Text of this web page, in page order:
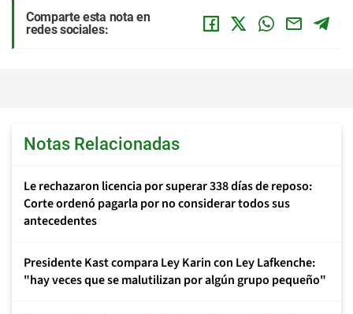
Comparte esta nota en
redes sociales:
Notas Relacionadas
Le rechazaron licencia por superar 338 días de reposo:
Corte ordenó pagarla por no considerar todos sus
antecedentes
Presidente Kast compara Ley Karin con Ley Lafkenche:
"hay veces que se malutilizan por algún grupo pequeño"